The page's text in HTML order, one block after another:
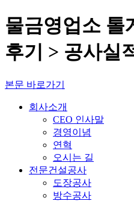
물금영업소 톨
후기 > 공사실
본문 바로가기
회사소개
CEO 인사말
경영이념
연혁
오시는 길
전문건설공사
도장공사
방수공사